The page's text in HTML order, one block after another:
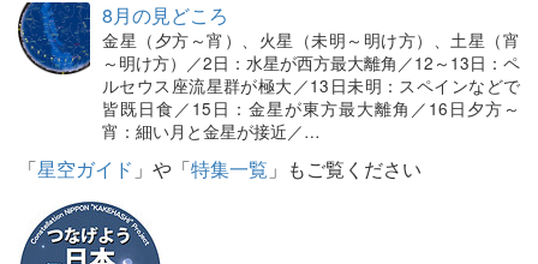
8月の見どころ
金星（夕方～宵）、火星（未明～明け方）、土星（宵
～明け方）／2日：水星が西方最大離角／12～13日：ペ
ルセウス座流星群が極大／13日未明：スペインなどで
皆既日食／15日：金星が東方最大離角／16日夕方～
宵：細い月と金星が接近／…
「星空ガイド 」や「特集一覧 」もご覧ください